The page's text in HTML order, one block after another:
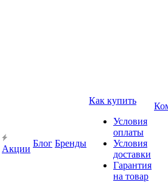
Акции
Блог Бренды
Как купить
Условия
оплаты
Условия
доставки
Гарантия
на товар